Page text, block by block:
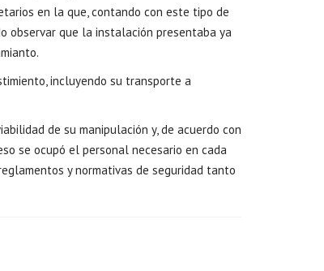
en la que, contando con este tipo de
observar que la instalación presentaba ya
, incluyendo su transporte a
de su manipulación y, de acuerdo con
se ocupó el personal necesario en cada
y normativas de seguridad tanto